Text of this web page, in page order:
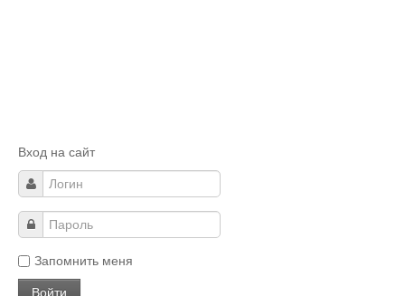
Вход на сайт
Запомнить меня